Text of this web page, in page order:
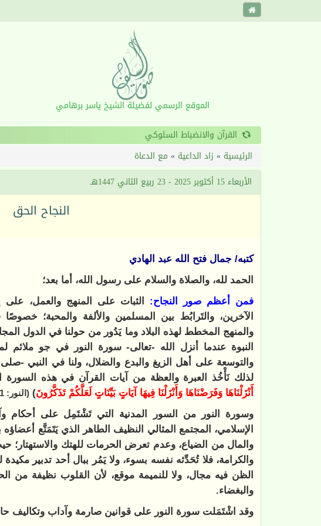
الموقع الرسمي لفضيلة الشيخ ياسر برهامي
‹
الرئيسية » زاد الداعية » مع الدعاة
الأربعاء 15 أكتوبر 2025 - 23 ربيع الثاني 1447هـ
النجاح الحق
كتبه/ جمال فتح الله عبد الهادي
الحمد لله، والصلاة والسلام على رسول الله، أما بعد؛
فمن أعظم صور النجاح:
الثبات على المنهج والعمل،
الآخرين، والتَرابُط بين المسلمين والألفة والمحبة؛
والمنهج المخطط لهذه البلاد وما يَدُور من حولنا في الدول
النبوة عندما أنزل الله -تعالى- سورة النور في جو
والتوسعة على أهل الزيغ والبدع والضلال، ولنا في النبي -
لذلك نَأْخُذ العبرة والعظة من آيات القرآن في هذه السورة
أَنْزَلْنَاهَا وَفَرَضْنَاهَا وَأَنْزَلْنَا فِيهَا آيَاتٍ بَيِّنَاتٍ لَعَلَّكُمْ تَذَكَّرُونَ) (النور: 1)
وسورة النور من السور المدنية التي تَشْتَمِل على أحكام
الإسلامي، المجتمع المثالي النظيف الطاهر الذي يَتَمَتَّع
والمال من الضياع، وعدم تعرض الحرمات للهتك والاستهتار؛
والكرامة، فلا تُحَدِّثه نفسه بسوء، ولا يَمُر ببال أحد تدبير مكيدة
الظن فيه مجال، ولا للنميمة موقع، لأن القلوب نظيفة من
والبغضاء.
وقد اشْتَمَلت سورة النور على قوانين صارمة وآداب وتكاليف